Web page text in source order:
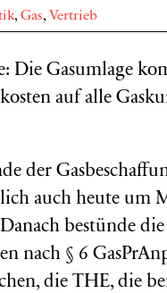
, Gas, Vertrieb
Die Gasumlage
auf alle
der
auch heute um
bestünde
nach § 6
die THE, die